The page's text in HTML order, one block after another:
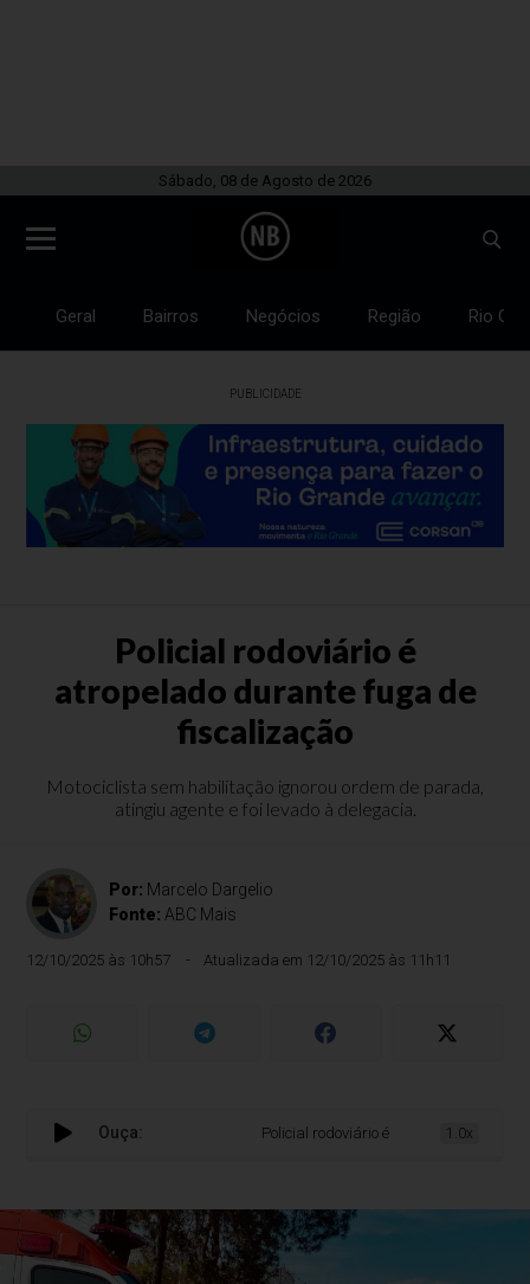
Sábado, 08 de Agosto de 2026
Geral Bairros Negócios Região Rio
PUBLICIDADE
Policial rodoviário é
atropelado durante fuga de
fiscalização
Motociclista sem habilitação ignorou ordem de parada,
atingiu agente e foi levado à delegacia.
Por: Marcelo Dargelio
Fonte: ABC Mais
12/10/2025 às 10h57 Atualizada em 12/10/2025 às 11h11
Ouça: Policial rodoviário é atropelado durante
1.0x